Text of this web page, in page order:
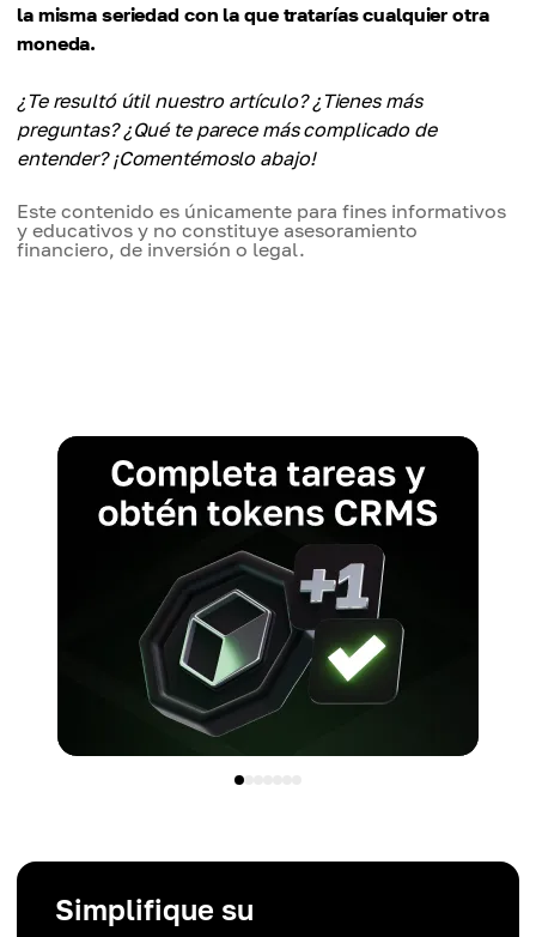
la misma seriedad con la que tratarías cualquier otra
moneda.
¿Te resultó útil nuestro artículo? ¿Tienes más
preguntas? ¿Qué te parece más complicado de
entender? ¡Comentémoslo abajo!
Este contenido es únicamente para fines informativos
y educativos y no constituye asesoramiento
financiero, de inversión o legal.
Simplifique su